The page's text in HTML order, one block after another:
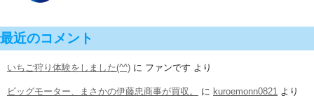
最近のコメント
いちご狩り体験をしました(^^) に ファンです より
ビッグモーター、まさかの伊藤忠商事が買収。 に kuroemonn0821 より